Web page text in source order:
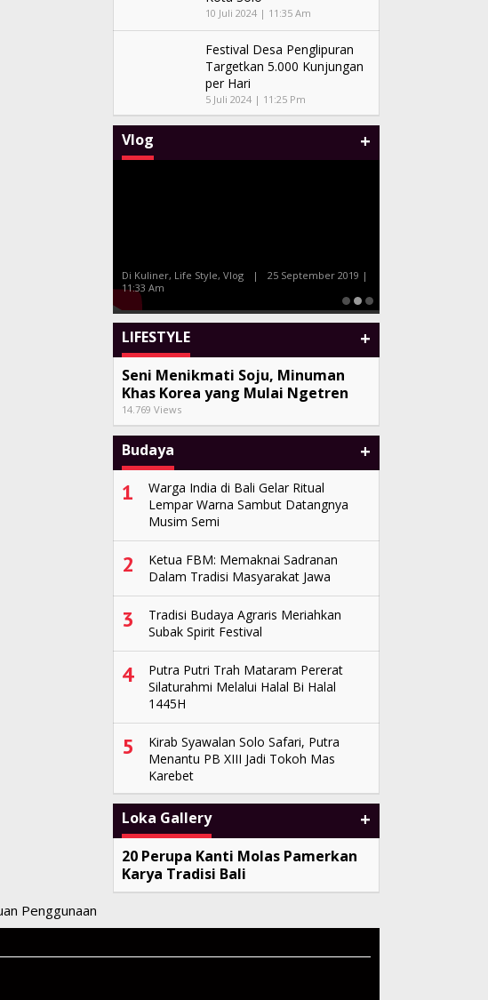
10 Juli 2024 | 11:35 Am
Festival Desa Penglipuran
Targetkan 5.000 Kunjungan
per Hari
5 Juli 2024 | 11:25 Pm
Vlog +
Di Kuliner, Life Style, Vlog |
25 September 2019 |
11:33 Am
LIFESTYLE +
Seni Menikmati Soju, Minuman
Khas Korea yang Mulai Ngetren
14.769 Views
Budaya +
1
Warga India di Bali Gelar Ritual
Lempar Warna Sambut Datangnya
Musim Semi
2
Ketua FBM: Memaknai Sadranan
Dalam Tradisi Masyarakat Jawa
3
Tradisi Budaya Agraris Meriahkan
Subak Spirit Festival
4
Putra Putri Trah Mataram Pererat
Silaturahmi Melalui Halal Bi Halal
1445H
5
Kirab Syawalan Solo Safari, Putra
Menantu PB XIII Jadi Tokoh Mas
Karebet
Loka Gallery +
20 Perupa Kanti Molas Pamerkan
Karya Tradisi Bali
Penggunaan